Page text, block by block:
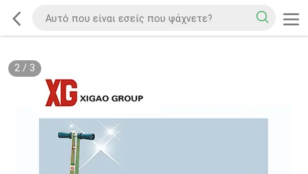
2/ 3